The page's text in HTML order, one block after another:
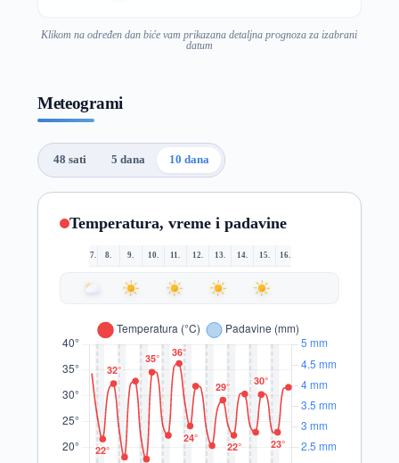
Klikom na određen dan biće vam prikazana detaljna prognoza za izabrani
datum
Meteogrami
48 sati 5 dana 10 dana
Temperatura, vreme i padavine
7. 8. 9. 10. 11. 12. 13. 14. 15. 16.